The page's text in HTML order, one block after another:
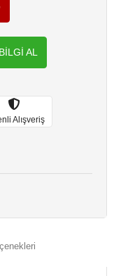
AL
Alışveriş